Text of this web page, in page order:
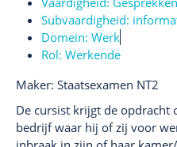
Subvaardigheid:
Domein: Werk
Rol: Werkende
Maker: Staatsexamen NT2
De cursist krijgt de opdracht
bedrijf waar hij of zij voor